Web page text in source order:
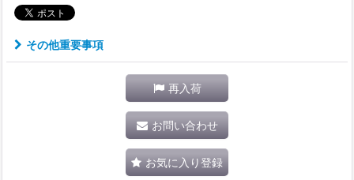
その他重要事項
再入荷
お問い合わせ
お気に入り登録